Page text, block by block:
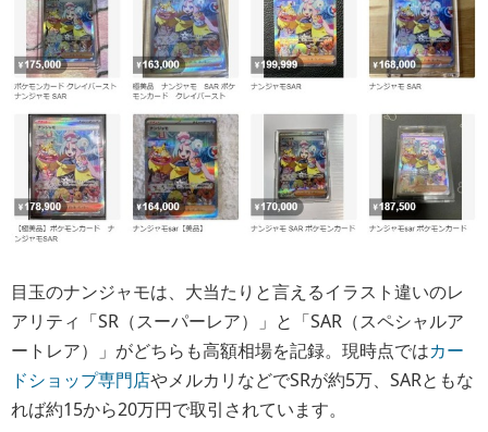
目玉のナンジャモは、大当たりと言えるイラスト違いのレ
アリティ「SR（スーパーレア）」と「SAR（スペシャルア
ートレア）」がどちらも高額相場を記録。現時点ではカー
ドショップ専門店やメルカリなどでSRが約5万、SARともな
れば約15から20万円で取引されています。